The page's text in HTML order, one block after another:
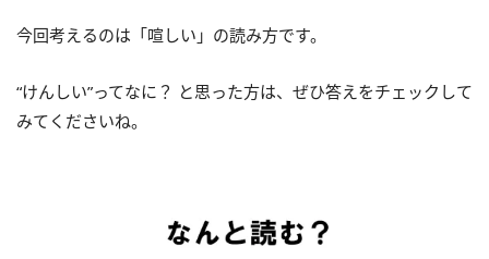
今回考えるのは「喧しい」の読み方です。
“けんしい”ってなに？ と思った方は、ぜひ答えをチェックして
みてくださいね。